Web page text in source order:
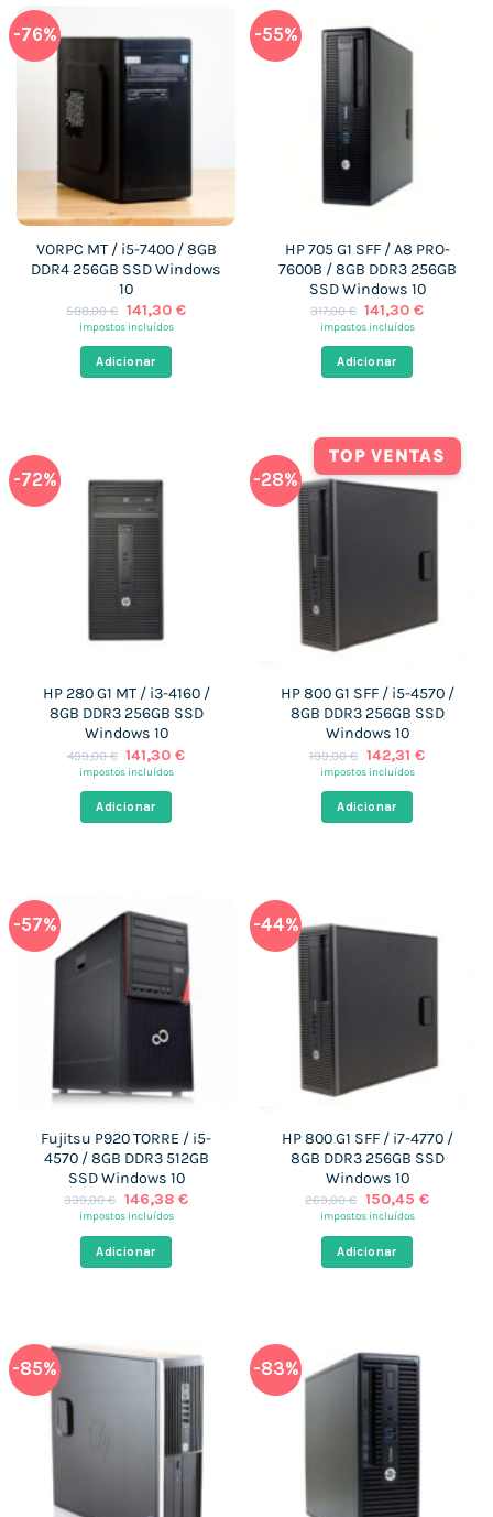
-76%
VORPC MT / i5-7400 / 8GB
DDR4 256GB SSD Windows
10
588,00€ O
preço
era:
588,00 €.
141,30 €O
impostos incluídos
Adicionar
-55%
HP 705 G1 SFF / A8 PRO-
7600B / 8GB DDR3 256GB
SSD Windows 10
317,00€ O
preço
era:
317,00 €.
141,30€O
impostos incluídos
Adicionar
-72%
HP 280 G1 MT / i3-4160 /
8GB DDR3 256GB SSD
Windows 10
499,00€ O
preço
era:
499,00 €.
141,30€O
impostos incluídos
Adicionar
-28%
TOP VENTAS
HP 800 G1 SFF / i5-4570 /
8GB DDR3 256GB SSD
Windows 10
199,00€ O
preço
era:
199,00 €.
142,31 €O
impostos incluídos
Adicionar
-57%
Fujitsu P920 TORRE / i5-
4570 / 8GB DDR3 512GB
SSD Windows 10
339,00€ O
preço
era:
339,00 €.
146,38 €O
impostos incluídos
Adicionar
-44%
HP 800 G1 SFF / i7-4770 /
8GB DDR3 256GB SSD
Windows 10
269,00€ O
preço
era:
269,00 €.
150,45 €O
impostos incluídos
Adicionar
-85% -83%